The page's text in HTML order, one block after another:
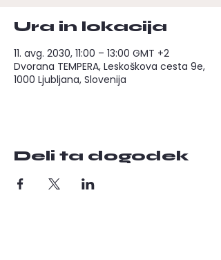
Ura in lokacija
11. avg. 2030, 11:00 – 13:00 GMT +2
Dvorana TEMPERA, Leskoškova cesta 9e,
1000 Ljubljana, Slovenija
Deli ta dogodek